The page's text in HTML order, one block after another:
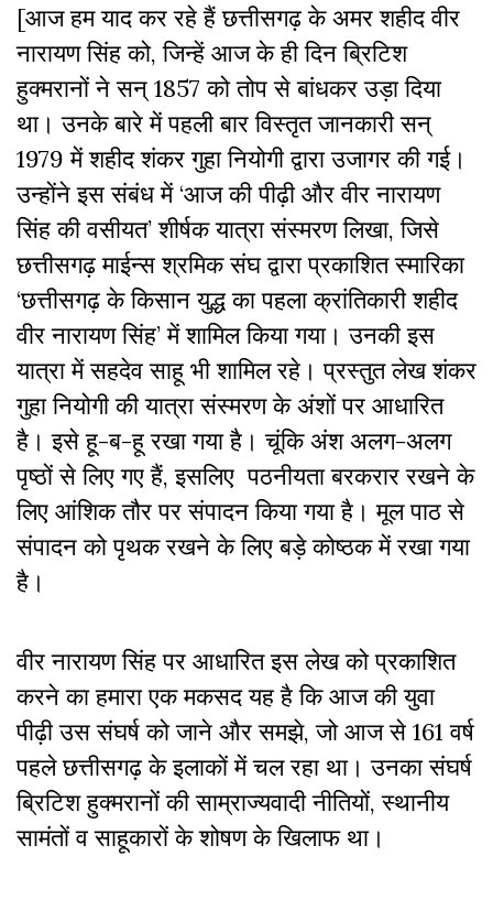
[आज हम याद कर रहे हैं छत्तीसगढ़ के अमर शहीद वीर
नारायण सिंह को, जिन्हें आज के ही दिन ब्रिटिश
हुक्मरानों ने सन् 1857 को तोप से बांधकर उड़ा दिया
था। उनके बारे में पहली बार विस्तृत जानकारी सन्
1979 में शहीद शंकर गुहा नियोगी द्वारा उजागर की गई।
उन्होंने इस संबंध में ‘आज की पीढ़ी और वीर नारायण
सिंह की वसीयत’ शीर्षक यात्रा संस्मरण लिखा, जिसे
छत्तीसगढ़ माईन्स श्रमिक संघ द्वारा प्रकाशित स्मारिका
‘छत्तीसगढ़ के किसान युद्ध का पहला क्रांतिकारी शहीद
वीर नारायण सिंह’ में शामिल किया गया। उनकी इस
यात्रा में सहदेव साहू भी शामिल रहे। प्रस्तुत लेख शंकर
गुहा नियोगी की यात्रा संस्मरण के अंशों पर आधारित
है। इसे हू-ब-हू रखा गया है। चूंकि अंश अलग-अलग
पृष्ठों से लिए गए हैं, इसलिए पठनीयता बरकरार रखने के
लिए आंशिक तौर पर संपादन किया गया है। मूल पाठ से
संपादन को पृथक रखने के लिए बड़े कोष्ठक में रखा गया
है।
वीर नारायण सिंह पर आधारित इस लेख को प्रकाशित
करने का हमारा एक मकसद यह है कि आज की युवा
पीढ़ी उस संघर्ष को जाने और समझे, जो आज से 161 वर्ष
पहले छत्तीसगढ़ के इलाकों में चल रहा था। उनका संघर्ष
ब्रिटिश हुक्मरानों की साम्राज्यवादी नीतियों, स्थानीय
सामंतों व साहूकारों के शोषण के खिलाफ था।